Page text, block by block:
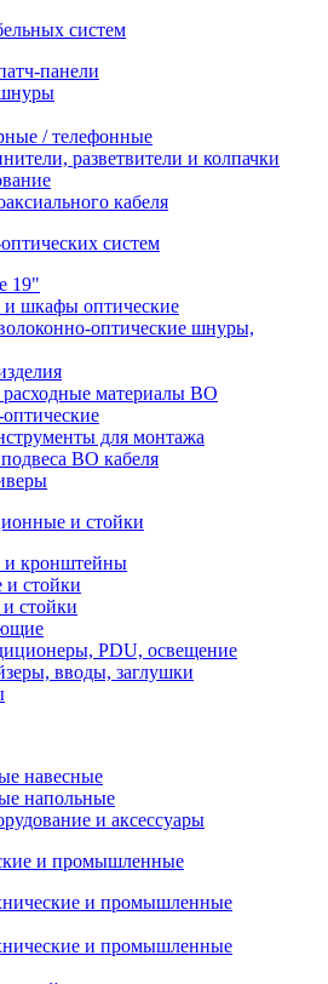
систем
панели
/ телефонные
разветвители и колпачки
кабеля
систем
19"
шкафы оптические
оптические шнуры,
материалы ВО
для монтажа
ВО кабеля
и стойки
кронштейны
стойки
стойки
PDU, освещение
вводы, заглушки
навесные
напольные
и аксессуары
и промышленные
и промышленные
и промышленные